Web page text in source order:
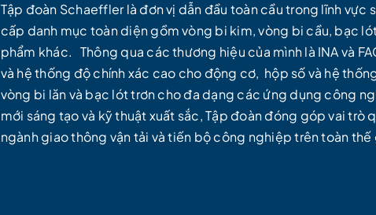
Tập đoàn Schaeffler là đơn vị dẫn đầu toàn cầu trong lĩnh vực
cấp danh mục toàn diện gồm vòng bi kim, vòng bi cầu, bạc
phẩm khác. Thông qua các thương hiệu của mình là INA và
và hệ thống độ chính xác cao cho động cơ, hộp số và hệ
vòng bi lăn và bạc lót trơn cho đa dạng các ứng dụng công
mới sáng tạo và kỹ thuật xuất sắc, Tập đoàn đóng góp vai trò
ngành giao thông vận tải và tiến bộ công nghiệp trên toàn thế